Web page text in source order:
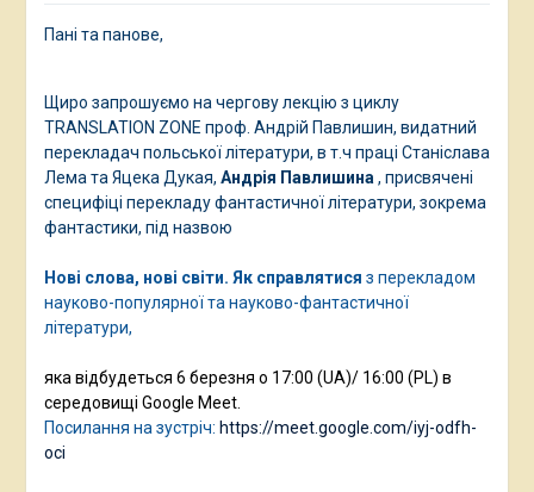
Пані та панове,
Щиро запрошуємо на чергову лекцію з циклу
TRANSLATION ZONE проф. Андрій Павлишин, видатний
перекладач польської літератури, в т.ч праці Станіслава
Лема та Яцека Дукая, Андрія Павлишина, присвячені
специфіці перекладу фантастичної літератури, зокрема
фантастики, під назвою
Нові слова, нові світи. Як справлятися з перекладом
науково-популярної та науково-фантастичної
літератури,
яка відбудеться 6 березня о 17:00 (UA)/ 16:00 (PL) в
середовищі Google Meet.
Посилання на зустріч: https://meet.google.com/iyj-odfh-
oci